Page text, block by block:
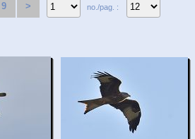
9 > no./pag. :